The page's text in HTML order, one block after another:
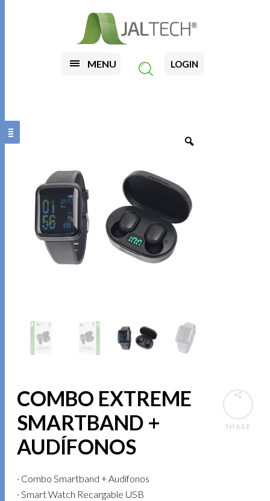
MENU LOGIN
SHARE
COMBO EXTREME
SMARTBAND +
AUDÍFONOS
· Combo Smartband + Audífonos
· Smart Watch Recargable USB